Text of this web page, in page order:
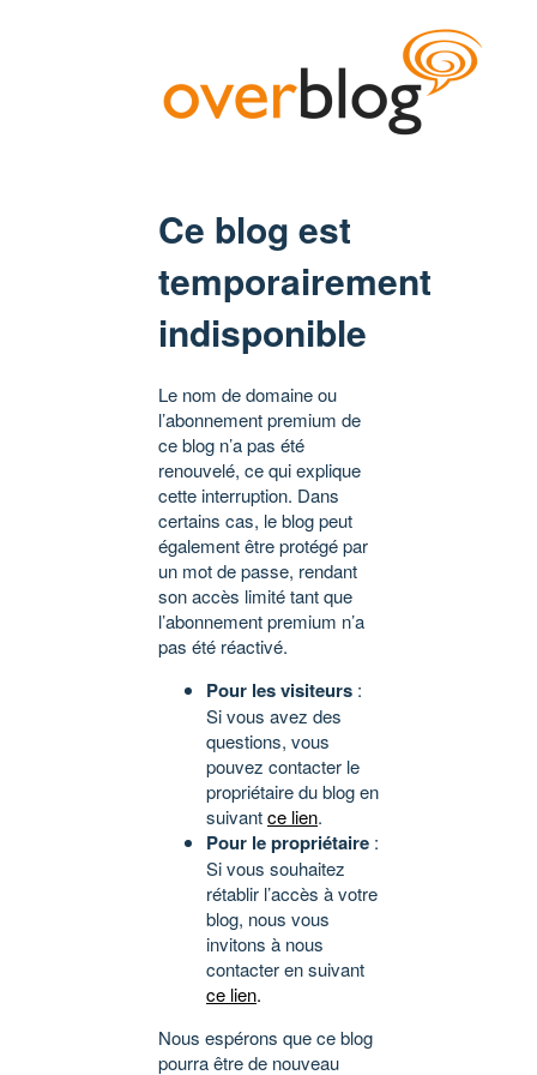
Ce blog est
temporairement
indisponible
Le nom de domaine ou
l’abonnement premium de
ce blog n’a pas été
renouvelé, ce qui explique
cette interruption. Dans
certains cas, le blog peut
également être protégé par
un mot de passe, rendant
son accès limité tant que
l’abonnement premium n’a
pas été réactivé.
Pour les visiteurs :
Si vous avez des
questions, vous
pouvez contacter le
propriétaire du blog en
suivantce lien.
Pour le propriétaire :
Si vous souhaitez
rétablir l’accès à votre
blog, nous vous
invitons à nous
contacter en suivant
ce lien.
Nous espérons que ce blog
pourra être de nouveau